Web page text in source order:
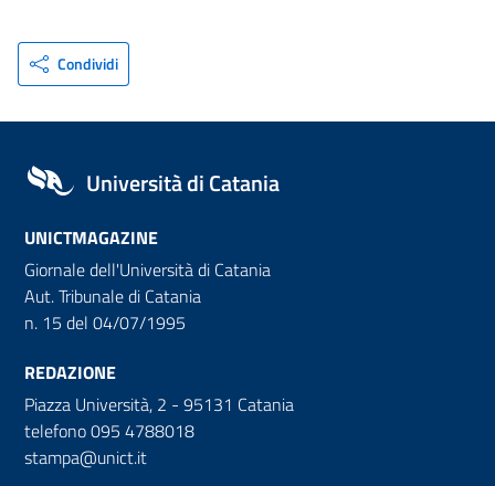
Condividi
Università di Catania
UNICTMAGAZINE
Giornale dell'Università di Catania
Aut. Tribunale di Catania
n. 15 del 04/07/1995
REDAZIONE
Piazza Università, 2 - 95131 Catania
telefono 095 4788018
stampa@unict.it